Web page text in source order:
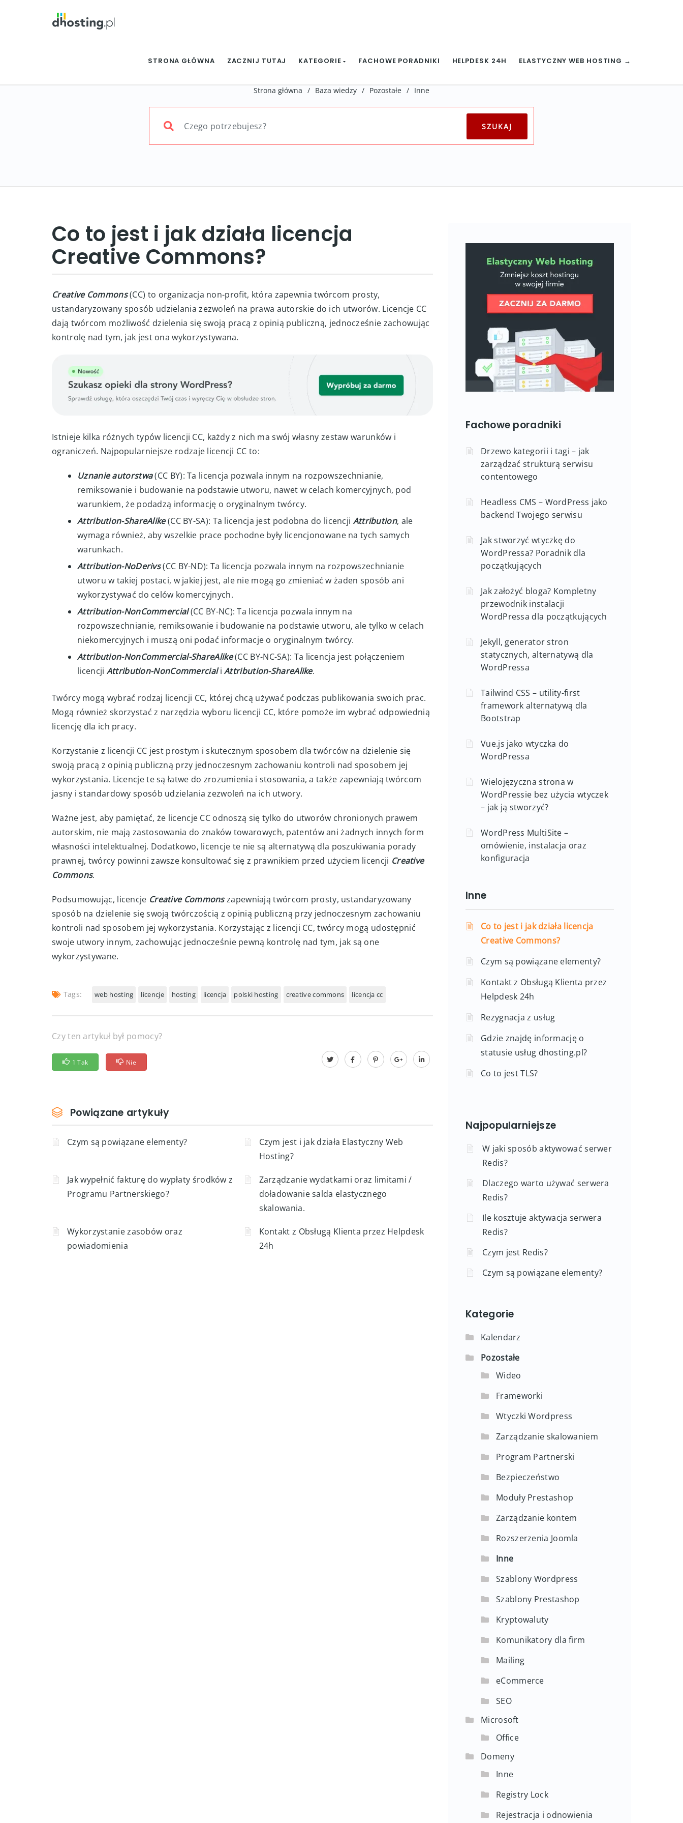
STRONA GŁÓWNA ZACZNIJ TUTAJ KATEGORIE FACHOWE PORADNIKI HELPDESK 24H ELASTYCZNY WEB HOSTING →
Strona główna / Baza wiedzy / Pozostałe / Inne
Co to jest i jak działa licencja
Creative Commons?
Creative Commons(CC) to organizacja non-profit, która zapewnia twórcom prosty,
ustandaryzowany sposób udzielania zezwoleń na prawa autorskie do ich utworów. Licencje CC
dają twórcom możliwość dzielenia się swoją pracą z opinią publiczną, jednocześnie zachowując
kontrolę nad tym, jak jest ona wykorzystywana.
Istnieje kilka różnych typów licencji CC, każdy z nich ma swój własny zestaw warunków i
ograniczeń. Najpopularniejsze rodzaje licencji CC to:
Uznanie autorstwa(CC BY): Ta licencja pozwala innym na rozpowszechnianie,
remiksowanie i budowanie na podstawie utworu, nawet w celach komercyjnych, pod
warunkiem, że podadzą informację o oryginalnym twórcy.
Attribution-ShareAlike(CC BY-SA): Ta licencja jest podobna do licencji Attribution, ale
wymaga również, aby wszelkie prace pochodne były licencjonowane na tych samych
warunkach.
Attribution-NoDerivs(CC BY-ND): Ta licencja pozwala innym na rozpowszechnianie
utworu w takiej postaci, w jakiej jest, ale nie mogą go zmieniać w żaden sposób ani
wykorzystywać do celów komercyjnych.
Attribution-NonCommercial(CC BY-NC): Ta licencja pozwala innym na
rozpowszechnianie, remiksowanie i budowanie na podstawie utworu, ale tylko w celach
niekomercyjnych i muszą oni podać informacje o oryginalnym twórcy.
Attribution-NonCommercial-ShareAlike(CC BY-NC-SA): Ta licencja jest połączeniem
licencji Attribution-NonCommercialiAttribution-ShareAlike.
Twórcy mogą wybrać rodzaj licencji CC, której chcą używać podczas publikowania swoich prac.
Mogą również skorzystać z narzędzia wyboru licencji CC, które pomoże im wybrać odpowiednią
licencję dla ich pracy.
Korzystanie z licencji CC jest prostym i skutecznym sposobem dla twórców na dzielenie się
swoją pracą z opinią publiczną przy jednoczesnym zachowaniu kontroli nad sposobem jej
wykorzystania. Licencje te są łatwe do zrozumienia i stosowania, a także zapewniają twórcom
jasny i standardowy sposób udzielania zezwoleń na ich utwory.
Ważne jest, aby pamiętać, że licencje CC odnoszą się tylko do utworów chronionych prawem
autorskim, nie mają zastosowania do znaków towarowych, patentów ani żadnych innych form
własności intelektualnej. Dodatkowo, licencje te nie są alternatywą dla poszukiwania porady
prawnej, twórcy powinni zawsze konsultować się z prawnikiem przed użyciem licencji Creative
Commons.
Podsumowując, licencje Creative Commonszapewniają twórcom prosty, ustandaryzowany
sposób na dzielenie się swoją twórczością z opinią publiczną przy jednoczesnym zachowaniu
kontroli nad sposobem jej wykorzystania. Korzystając z licencji CC, twórcy mogą udostępnić
swoje utwory innym, zachowując jednocześnie pewną kontrolę nad tym, jak są one
wykorzystywane.
Tags: web hosting licencje hosting licencja polski hosting creative commons licencja cc
Czy ten artykuł był pomocy?
1 Tak Nie
Powiązane artykuły
Czym są powiązane elementy?
Czym jest i jak działa Elastyczny Web
Hosting?
Jak wypełnić fakturę do wypłaty środków z
Programu Partnerskiego?
Zarządzanie wydatkami oraz limitami /
doładowanie salda elastycznego
skalowania.
Wykorzystanie zasobów oraz
powiadomienia
Kontakt z Obsługą Klienta przez Helpdesk
24h
Fachowe poradniki
Drzewo kategorii i tagi – jak
zarządzać strukturą serwisu
contentowego
Headless CMS – WordPress jako
backend Twojego serwisu
Jak stworzyć wtyczkę do
WordPressa? Poradnik dla
początkujących
Jak założyć bloga? Kompletny
przewodnik instalacji
WordPressa dla początkujących
Jekyll, generator stron
statycznych, alternatywą dla
WordPressa
Tailwind CSS – utility-first
framework alternatywą dla
Bootstrap
Vue.js jako wtyczka do
WordPressa
Wielojęzyczna strona w
WordPressie bez użycia wtyczek
– jak ją stworzyć?
WordPress MultiSite –
omówienie, instalacja oraz
konfiguracja
Inne
Co to jest i jak działa licencja
Creative Commons?
Czym są powiązane elementy?
Kontakt z Obsługą Klienta przez
Helpdesk 24h
Rezygnacja z usług
Gdzie znajdę informację o
statusie usług dhosting.pl?
Co to jest TLS?
Najpopularniejsze
W jaki sposób aktywować serwer
Redis?
Dlaczego warto używać serwera
Redis?
Ile kosztuje aktywacja serwera
Redis?
Czym jest Redis?
Czym są powiązane elementy?
Kategorie
Kalendarz
Pozostałe
Wideo
Frameworki
Wtyczki Wordpress
Zarządzanie skalowaniem
Program Partnerski
Bezpieczeństwo
Moduły Prestashop
Zarządzanie kontem
Rozszerzenia Joomla
Inne
Szablony Wordpress
Szablony Prestashop
Kryptowaluty
Komunikatory dla firm
Mailing
eCommerce
SEO
Microsoft
Office
Domeny
Inne
Registry Lock
Rejestracja i odnowienia